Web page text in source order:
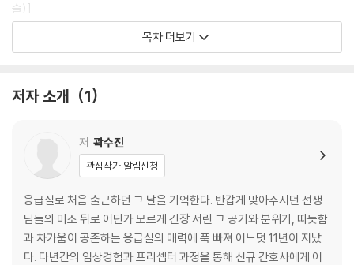
술)]
2. “고속도로에서 연쇄추돌사고가 났어요” (Major trauma, 중증외상)
3. “가슴이 아파요” [STEMI(ST Elevation Myocardial Infarction), S
5. “말이 어눌하고 한쪽으로 힘이 빠져요” (Acute cerebral infarction,
6. “머리가 깨질 듯이 아파요” [SAH(Sub-Arachnoid Hemorrhage),
7. “숨이 차고 몸이 부어요” (Acute heart failure, 급성심부전)
8. “갑자기 숨을 못 쉬겠어요” (Asthma attack, 천식발작)
9. “아기가 컹컹거리며 숨을 쉬어요” (Croup, 크룹)
10. “피를 토하고, 검은 변을 봤어요” (GI bleeding, 위장관출혈)
11. “심장이 두근거려요” (Tachycardia, 빈맥)
목차 더보기
저자 소개 1
저 곽수진
관심작가 알림신청
응급실로 처음 출근하던 그 날을 기억한다. 반갑게 맞아주시던 선생
님들의 미소 뒤로 어딘가 모르게 긴장 서린 그 공기와 분위기, 따듯함
과 차가움이 공존하는 응급실의 매력에 푹 빠져 어느덧 11년이 지났
다. 다년간의 임상경험과 프리셉터 과정을 통해 신규 간호사에게 어